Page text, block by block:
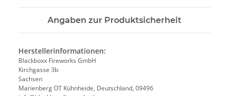
Angaben zur Produktsicherheit
Herstellerinformationen:
Blackboxx Fireworks GmbH
Kirchgasse 3b
Sachsen
Marienberg OT Kühnheide, Deutschland, 09496